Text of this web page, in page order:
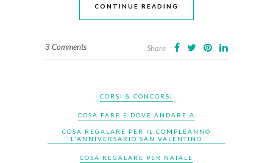
CONTINUE READING
3 Comments Share
CORSI & CONCORSI
COSA FARE E DOVE ANDARE A
COSA REGALARE PER IL COMPLEANNO
L'ANNIVERSARIO SAN VALENTINO
COSA REGALARE PER NATALE